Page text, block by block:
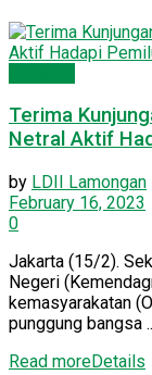
Terima
Netral Aktif
by LDII Lamongan
February 16, 2023
0
Jakarta (15/2).
Negeri
kemasyarakatan
punggung bangsa
Read moreDetails